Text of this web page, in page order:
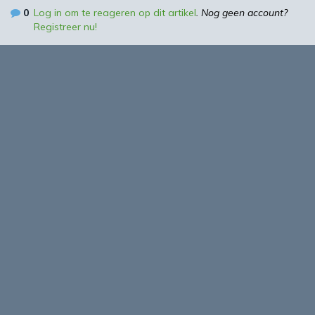
0 Log in om te reageren op dit artikel. Nog geen account?
Registreer nu!